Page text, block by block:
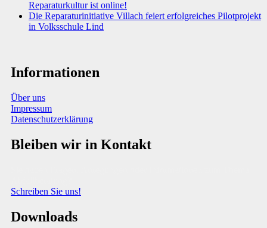
Reparaturkultur ist online!
Die Reparaturinitiative Villach feiert erfolgreiches Pilotprojekt
in Volksschule Lind
Informationen
Über uns
Impressum
Datenschutzerklärung
Bleiben wir in Kontakt
Schreiben Sie uns!
Downloads